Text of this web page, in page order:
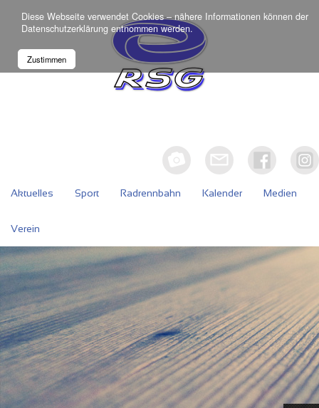
Diese Webseite verwendet Cookies – nähere Informationen können der
Datenschutzerklärung entnommen werden.
Zustimmen
Aktuelles Sport Radrennbahn Kalender Medien
Verein